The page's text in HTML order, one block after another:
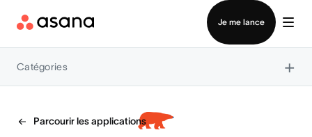
Je me lance
Contacter le service commercial
Catégories ×
Parcourir les applications